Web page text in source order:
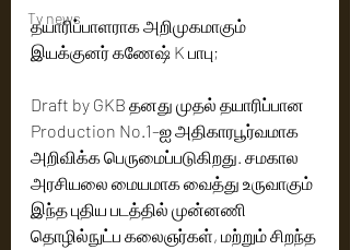
Tv news
தயாரிப்பாளராக அறிமுகமாகும்
இயக்குனர் கணேஷ் K பாபு;
Draft by GKB தனது முதல் தயாரிப்பான
Production No.1–ஐ அதிகாரபூர்வமாக
அறிவிக்க பெருமைப்படுகிறது. சமகால
அரசியலை மையமாக வைத்து உருவாகும்
இந்த புதிய படத்தில் முன்னணி
தொழில்நுட்ப கலைஞர்கள், மற்றும் சிறந்த